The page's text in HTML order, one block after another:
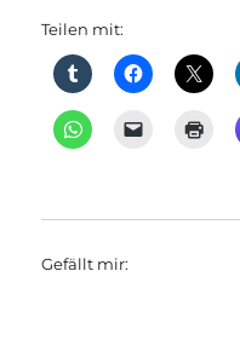
Teilen mit:
Gefällt mir: